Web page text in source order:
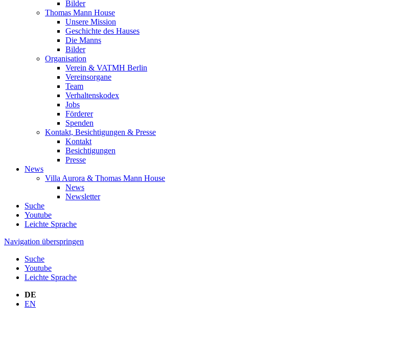
Bilder
Thomas Mann House
Unsere Mission
Geschichte des Hauses
Die Manns
Bilder
Organisation
Verein & VATMH Berlin
Vereinsorgane
Team
Verhaltenskodex
Jobs
Förderer
Spenden
Kontakt, Besichtigungen & Presse
Kontakt
Besichtigungen
Presse
News
Villa Aurora & Thomas Mann House
News
Newsletter
Suche
Youtube
Leichte Sprache
Navigation überspringen
Suche
Youtube
Leichte Sprache
DE
EN